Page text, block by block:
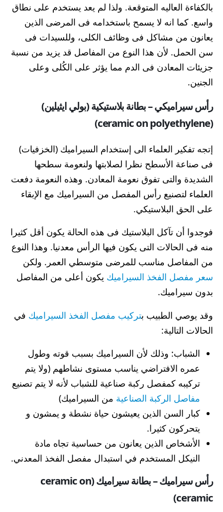
بالكفاءة العاليه المتوقعة. ولذا لم يعد يستخدم على نطاق
واسع. كما انه لا يسمح باستخدامه فى المرضى الذين
يعانون من مشاكل فى وظائف الكلى، وللسيدات فى
سن الحمل. لأن هذا النوع من المفاصل قد يزيد من نسبة
جزيئات المعادن فى الدم مما يؤثر على الكُلى وعلى
الجنين.
رأس سيراميكي – بطانة بلاستيكية (بولي ايثيلين)
(ceramic on polyethylene)
إتجه تفكير العلماء الى إستخدام السيراميك (الخزفيات)
فى صناعة الأسطح نظرا لصلابتها ولنعومة سطحها
الشديدة والتى تفوق نعومة المعادن. وهذه النعومة دفعت
العلماء لتصنيع رأس المفصل من السيراميك مع الإبقاء
على الحق البلاستيكي.
فوجدوا أن تآكل البلاستيك فى هذه الحالة يكون أقل كثيرا
منه فى الحالات التى يكون فيها الرأس معدنيا. وهذا النوع
من المفاصل مناسب للمرضى متوسطي العمر. ولكن
سعر مفصل الفخذ السيراميك يكون أعلى من المفاصل
بدون سيراميك.
وقد يوصي الطبيب بتركيب مفصل الفخذ السيراميك في
الحالات التالية:
الشباب: وذلك لأن السيراميك بسبب قوته وطول
عمره الافتراضي يناسب مستوى نشاطهم (ولا يتم
تركيبه كمفصل ركبة صناعية للشباب لأنه لا يتم تصنيع
مفاصل الركبة الصناعية من السيراميك)
كبار السن الذين يعيشون حياة نشطة و يمشون و
يتحركون كثيرا.
الأشخاص الذين يعانون من حساسية تجاه مادة
النيكل المستخدم في استبدال مفصل الفخذ المعدني.
رأس سيراميك – بطانة سيراميك (ceramic on
ceramic)